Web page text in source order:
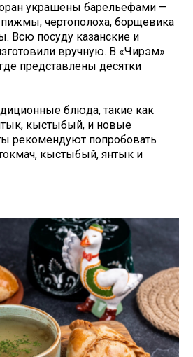
украшены барельефами —
чертополоха, борщевика
Всю посуду казанские и
вручную. В «Чирэм»
представлены десятки
блюда, такие как
кыстыбый, и новые
рекомендуют попробовать
кыстыбый, янтык и